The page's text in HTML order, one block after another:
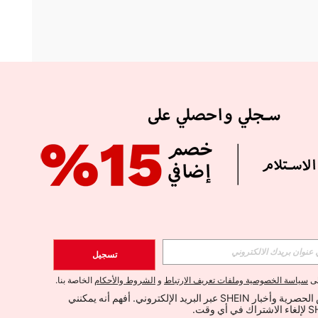
الإشتراك
اشتراك
تسجيل
سياسة الخصوصية وملفات تعريف الارتباط و الشروط والأحكام الخاصة بنا.
أود تلقي العروض الحصرية وأخبار SHEIN عبر البريد الإلكتروني. أفهم أنه يمكنني